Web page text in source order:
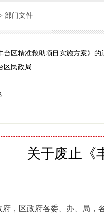
部门文件
台区精准救助项目实施方案》的
区民政局
关于废止《
府，区政府各委、办、局，